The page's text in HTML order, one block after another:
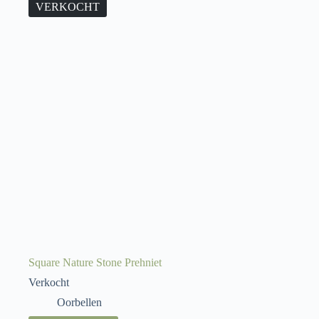
VERKOCHT
Square Nature Stone Prehniet
Verkocht
Oorbellen